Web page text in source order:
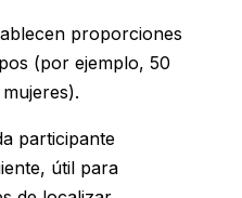
proporciones
(por ejemplo, 50
participante
útil para